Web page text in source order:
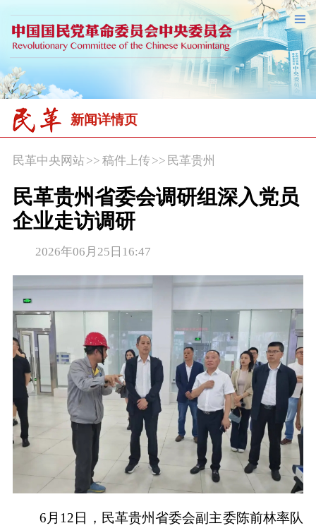
新闻详情页
民革中央网站>> 稿件上传 >> 民革贵州
民革贵州省委会调研组深入党员
企业走访调研
2026年06月25日16:47
6月12日，民革贵州省委会副主委陈前林率队